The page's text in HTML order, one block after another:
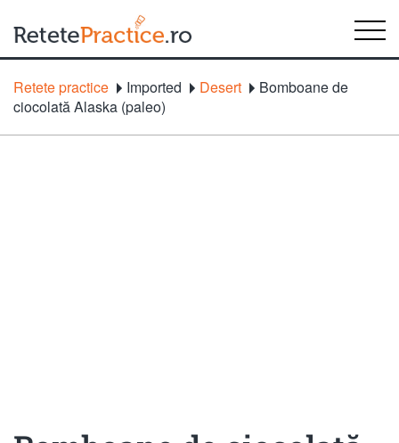
Retete practice Imported Desert
Bomboane de
ciocolată Alaska (paleo)